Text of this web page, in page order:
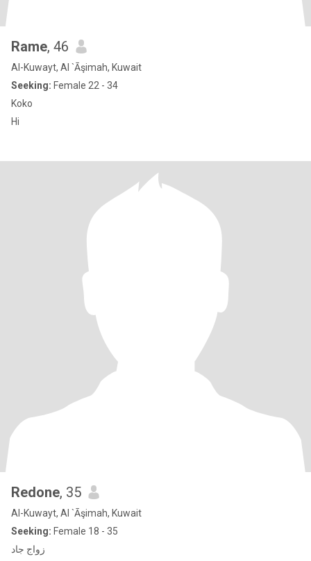
Rame, 46
Al-Kuwayt, Al `Āşimah, Kuwait
Seeking: Female 22 - 34
Koko
Hi
Redone, 35
Al-Kuwayt, Al `Āşimah, Kuwait
Seeking: Female 18 - 35
زواج جاد